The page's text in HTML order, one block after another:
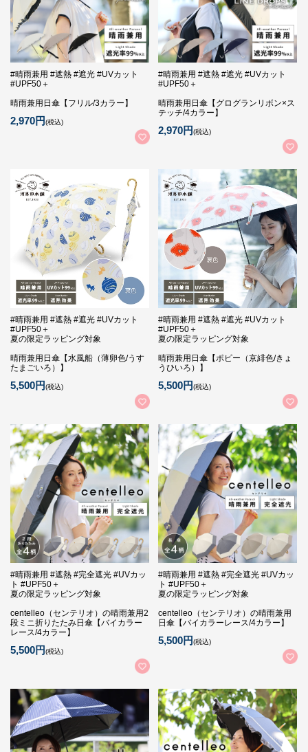
#晴雨兼用 #遮熱 #遮光 #UVカット
#UPF50＋
晴雨兼用日傘【フリル/3カラー】
2,970円(税込)
#晴雨兼用 #遮熱 #遮光 #UVカット
#UPF50＋
晴雨兼用日傘【グログランリボン×ス
テッチ/4カラー】
2,970円(税込)
#晴雨兼用 #遮熱 #遮光 #UVカット
#UPF50＋
夏の限定ラッピング対象
晴雨兼用日傘【水風船（薄卵色/うす
たまごいろ）】
5,500円(税込)
#晴雨兼用 #遮熱 #遮光 #UVカット
#UPF50＋
夏の限定ラッピング対象
晴雨兼用日傘【ポピー（京緋色/きょ
うひいろ）】
5,500円(税込)
#晴雨兼用 #遮熱 #完全遮光 #UVカッ
ト #UPF50＋
夏の限定ラッピング対象
centelleo（センテリオ）の晴雨兼用2
段ミニ折りたたみ日傘【バイカラー
レース/4カラー】
5,500円(税込)
#晴雨兼用 #遮熱 #完全遮光 #UVカッ
ト #UPF50＋
夏の限定ラッピング対象
centelleo（センテリオ）の晴雨兼用
日傘【バイカラーレース/4カラー】
5,500円(税込)